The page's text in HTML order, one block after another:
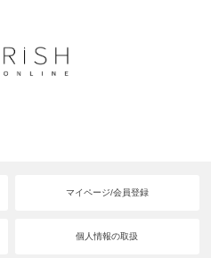
マイページ/会員登録
個人情報の取扱